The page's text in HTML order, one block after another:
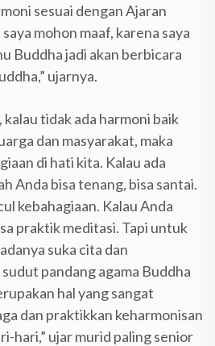
sesuai dengan Ajaran
mohon maaf, karena saya
Buddha jadi akan berbicara
ujarnya.
tidak ada harmoni baik
dan masyarakat, maka
di hati kita. Kalau ada
Anda bisa tenang, bisa santai.
kebahagiaan. Kalau Anda
praktik meditasi. Tapi untuk
suka cita dan
pandang agama Buddha
hal yang sangat
dan praktikkan keharmonisan
hari,” ujar murid paling senior